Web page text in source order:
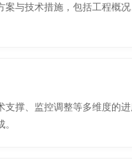
与技术措施，包括工程概
撑、监控调整等多维度的